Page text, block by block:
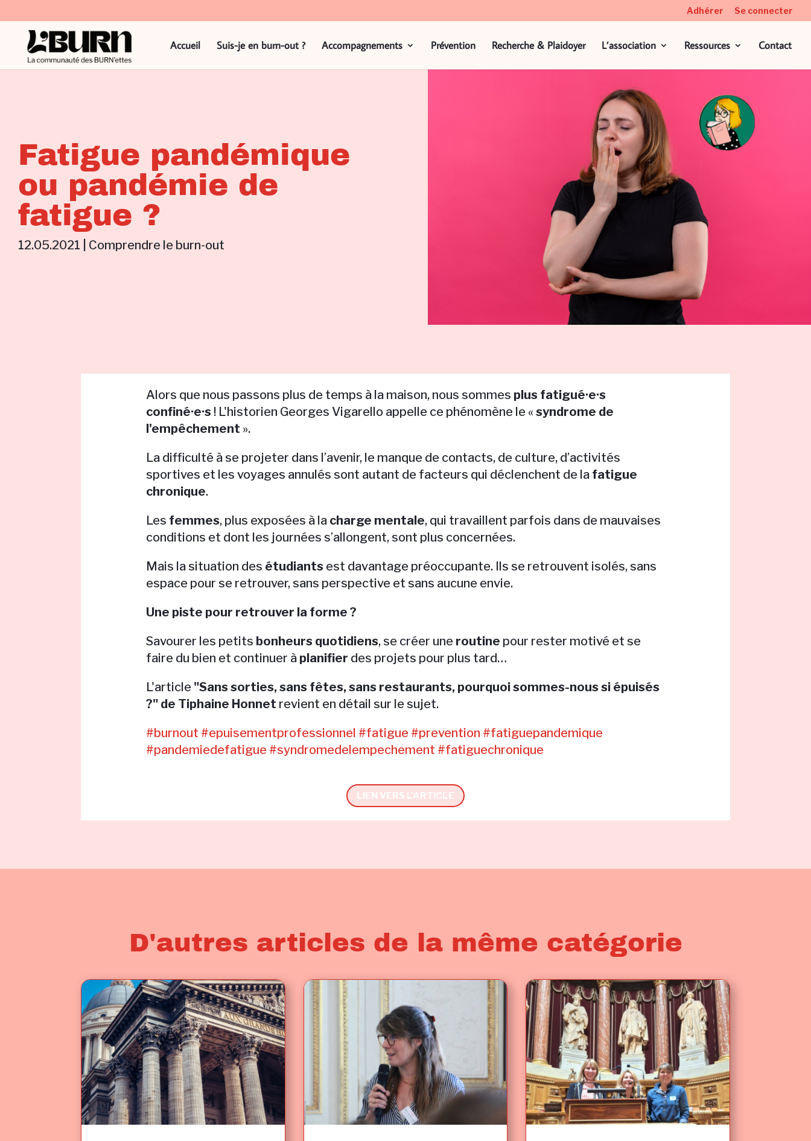
Adhérer Se connecter
Accueil Suis-je en burn-out ? Accompagnements Prévention Recherche & Plaidoyer L’association Ressources Contact
Fatigue pandémique
ou pandémie de
fatigue ?
12.05.2021 Comprendre le burn-out
Alors que nous passons plus de temps à la maison, nous sommes plus fatigué·e·s
confiné·e·s ! L'historien Georges Vigarello appelle ce phénomène le « syndrome de
l'empêchement ».
La difficulté à se projeter dans l’avenir, le manque de contacts, de culture, d’activités
sportives et les voyages annulés sont autant de facteurs qui déclenchent de la fatigue
chronique.
Les femmes, plus exposées à la charge mentale, qui travaillent parfois dans de mauvaises
conditions et dont les journées s’allongent, sont plus concernées.
Mais la situation des étudiants est davantage préoccupante. Ils se retrouvent isolés, sans
espace pour se retrouver, sans perspective et sans aucune envie.
Une piste pour retrouver la forme ?
Savourer les petits bonheurs quotidiens, se créer une routine pour rester motivé et se
faire du bien et continuer à planifier des projets pour plus tard…
L'article"Sans sorties, sans fêtes, sans restaurants, pourquoi sommes-nous si épuisés
?" de Tiphaine Honnet revient en détail sur le sujet.
#burnout #epuisementprofessionnel #fatigue #prevention #fatiguepandemique
#pandemiedefatigue #syndromedelempechement #fatiguechronique
LIEN VERS L'ARTICLE
D'autres articles de la même catégorie